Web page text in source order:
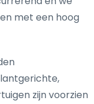
met een hoog
zijn voorzien